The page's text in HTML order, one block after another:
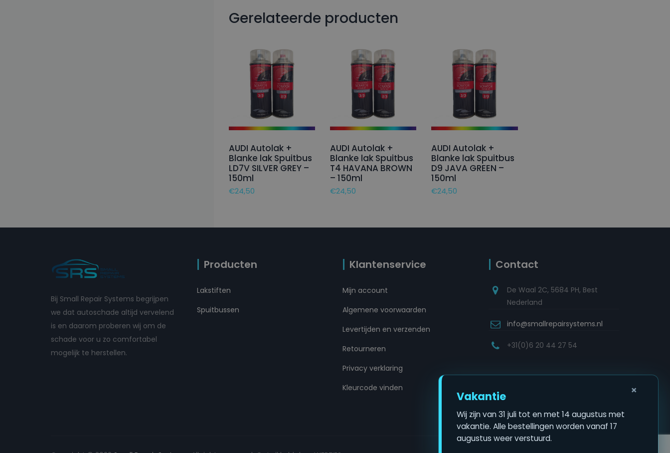
Gerelateerde producten
AUDI Autolak +
Blanke lak Spuitbus
LD7V SILVER GREY –
150ml
€24,50
AUDI Autolak +
Blanke lak Spuitbus
T4 HAVANA BROWN
– 150ml
€24,50
AUDI Autolak +
Blanke lak Spuitbus
D9 JAVA GREEN –
150ml
€24,50
Bij Small Repair Systems begrijpen
we dat autoschade altijd vervelend
is en daarom proberen wij om de
schade voor u zo comfortabel
mogelijk te herstellen.
Producten
Lakstiften
Spuitbussen
Klantenservice
Mijn account
Algemene voorwaarden
Levertijden en verzenden
Retourneren
Privacy verklaring
Kleurcode vinden
Contact
De Waal 2C, 5684 PH, Best
Nederland
info@smallrepairsystems.nl
+31(0)6 20 44 27 54
×
Vakantie
Wij zijn van 31 juli tot en met 14 augustus met
vakantie. Alle bestellingen worden vanaf 17
augustus weer verstuurd.